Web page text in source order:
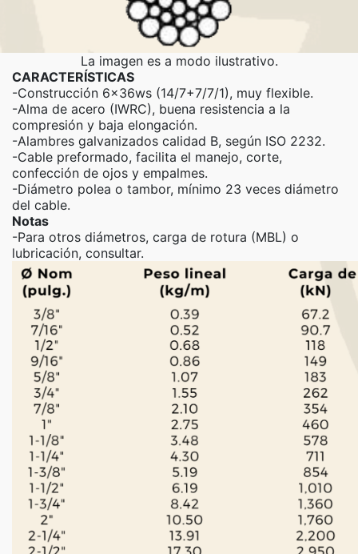
La imagen es a modo ilustrativo.
CARACTERÍSTICAS
-Construcción 6x36ws (14/7+7/7/1), muy flexible.
-Alma de acero (IWRC), buena resistencia a la
compresión y baja elongación.
-Alambres galvanizados calidad B, según ISO 2232.
-Cable preformado, facilita el manejo, corte,
confección de ojos y empalmes.
-Diámetro polea o tambor, mínimo 23 veces diámetro
del cable.
Notas
-Para otros diámetros, carga de rotura (MBL) o
lubricación, consultar.